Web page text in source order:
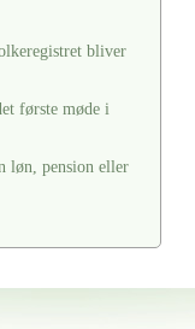
bliver
første møde i
løn, pension eller